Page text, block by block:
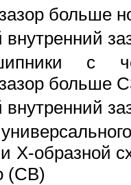
больше
с
больше
Х-образной
(CB)